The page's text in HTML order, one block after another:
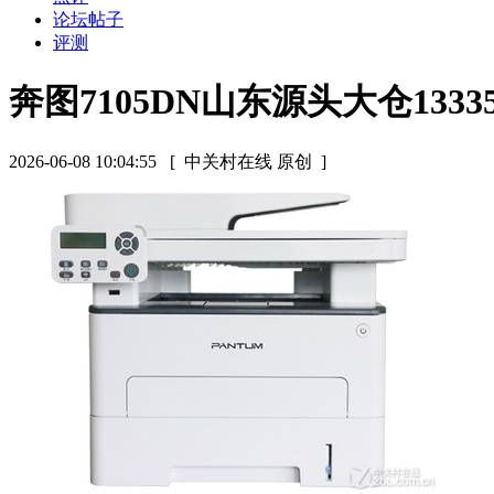
论坛帖子
评测
奔图7105DN山东源头大仓
2026-06-08 10:04:55 [ 中关村在线 原创 ]